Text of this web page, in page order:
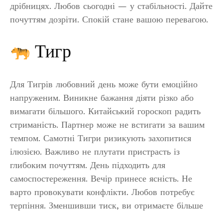
дрібницях. Любов сьогодні — у стабільності. Дайте
почуттям дозріти. Спокій стане вашою перевагою.
Тигр
Для Тигрів любовний день може бути емоційно
напруженим. Виникне бажання діяти різко або
вимагати більшого. Китайський гороскоп радить
стриманість. Партнер може не встигати за вашим
темпом. Самотні Тигри ризикують захопитися
ілюзією. Важливо не плутати пристрасть із
глибоким почуттям. День підходить для
самоспостереження. Вечір принесе ясність. Не
варто провокувати конфлікти. Любов потребує
терпіння. Зменшивши тиск, ви отримаєте більше